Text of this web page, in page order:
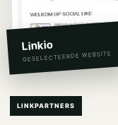
Linkio
GESELECTEERDE WEBSITE
LINKPARTNERS